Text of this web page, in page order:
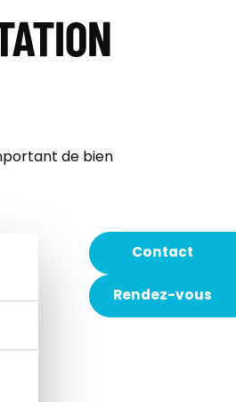
Contact
Rendez-vous
de bien